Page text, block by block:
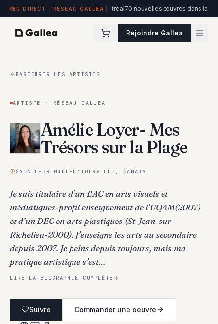
EN DIRECT · RÉSEAU GALLEA
de l'ITHQ · Montréal 70 nouvelles œuvres dans la collection Artistes
Rejoindre Gallea
PARCOURIR LES ARTISTES
ARTISTE · RÉSEAU GALLEA
Amélie Loyer- Mes
Trésors sur la Plage
SAINTE-BRIGIDE-D'IBERVILLE, CANADA
Je suis titulaire d’un BAC en arts visuels et
médiatiques-profil enseignement de l’UQAM(2007)
et d’un DEC en arts plastiques (St-Jean-sur-
Richelieu-2000). J’enseigne les arts au secondaire
depuis 2007. Je peins depuis toujours, mais ma
pratique artistique s’est…
LIRE LA BIOGRAPHIE COMPLÈTE
Suivre Commander une oeuvre